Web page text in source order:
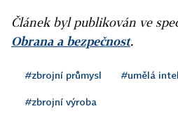
Článek byl publikován ve
Obrana a bezpečnost.
#zbrojní průmysl #umělá
#zbrojní výroba